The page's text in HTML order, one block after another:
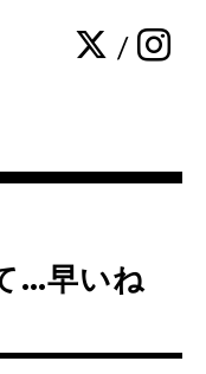
/
…早いね